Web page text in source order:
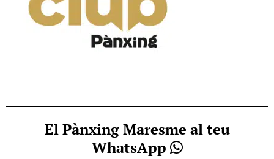
El Pànxing Maresme al teu
WhatsApp